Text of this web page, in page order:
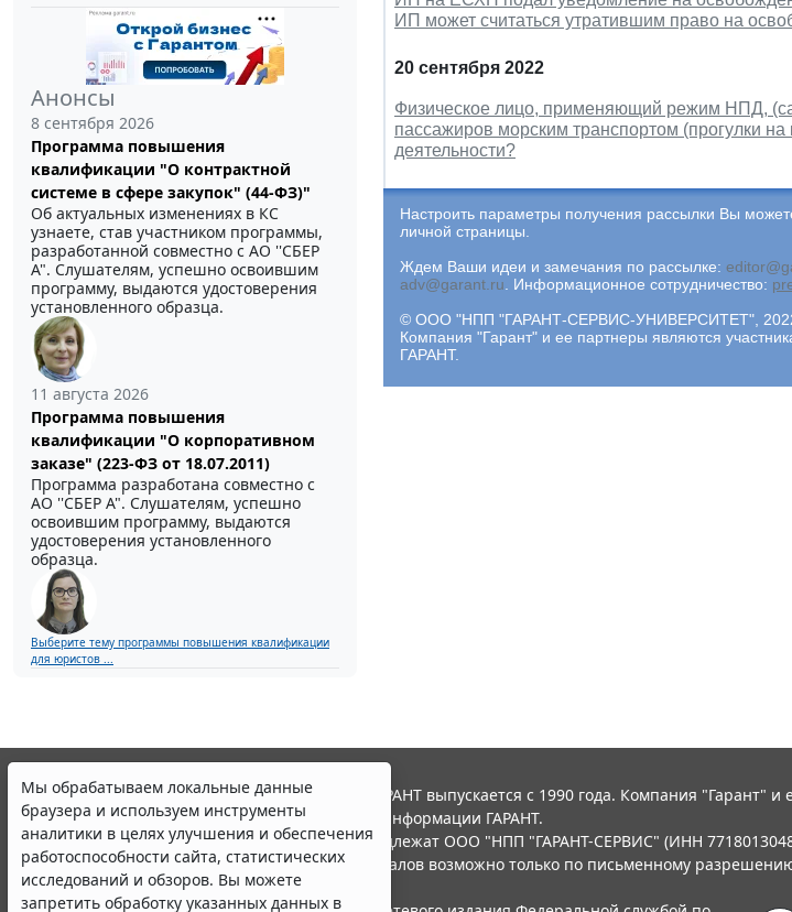
Анонсы
8 сентября 2026
Программа повышения
квалификации "О контрактной
системе в сфере закупок" (44-ФЗ)"
Об актуальных изменениях в КС
узнаете, став участником программы,
разработанной совместно с АО ''СБЕР
А". Слушателям, успешно освоившим
программу, выдаются удостоверения
установленного образца.
11 августа 2026
Программа повышения
квалификации "О корпоративном
заказе" (223-ФЗ от 18.07.2011)
Программа разработана совместно с
АО ''СБЕР А". Слушателям, успешно
освоившим программу, выдаются
удостоверения установленного
образца.
Выберите тему программы повышения квалификации
для юристов ...
ИП может считаться утратившим право на
20 сентября 2022
Физическое лицо, применяющий режим НПД,
пассажиров морским транспортом (прогулки
деятельности?
Настроить параметры получения рассылки Вы
личной страницы.
Ждем Ваши идеи и замечания по рассылке:
adv@garant.ru. Информационное сотрудничество:
© ООО "НПП "ГАРАНТ-СЕРВИС-УНИВЕРСИТЕТ", 2022.
Компания "Гарант" и ее партнеры являются
ГАРАНТ.
Мы обрабатываем локальные данные
браузера и используем инструменты
аналитики в целях улучшения и обеспечения
работоспособности сайта, статистических
исследований и обзоров. Вы можете
запретить обработку указанных данных в
© ООО "НПП "ГАРАНТ-СЕРВИС", 2026. Система ГАРАНТ выпускается с 1990 года. Компания "Гарант" и
участниками Российской ассоциации правовой информации ГАРАНТ.
Все права на материалы сайта ГАРАНТ.РУ принадлежат ООО "НПП "ГАРАНТ-СЕРВИС" (ИНН
Полное или частичное воспроизведение материалов возможно только по письменному
Правила использования портала.